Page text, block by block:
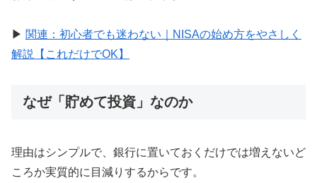
▶ 関連：初心者でも迷わない｜NISAの始め方をやさしく
解説【これだけでOK】
なぜ「貯めて投資」なのか
理由はシンプルで、銀行に置いておくだけでは増えないど
ころか実質的に目減りするからです。